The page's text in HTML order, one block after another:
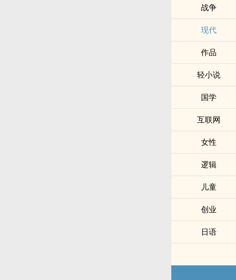
战争
现代
作品
轻小说
国学
互联网
女性
逻辑
儿童
创业
日语